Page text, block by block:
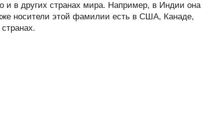
и в других странах мира. Например, в Индии она
носители этой фамилии есть в США, Канаде,